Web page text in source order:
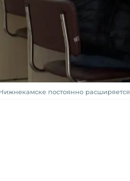
постоянно расширяется